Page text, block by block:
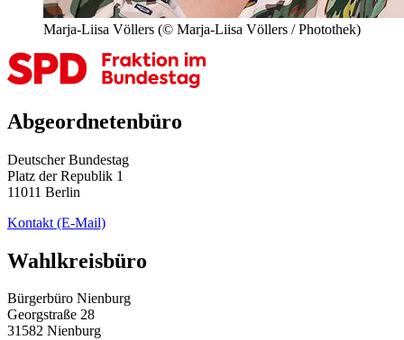
Marja-Liisa Völlers (© Marja-Liisa Völlers / Photothek)
Abgeordnetenbüro
Deutscher Bundestag
Platz der Republik 1
11011 Berlin
Kontakt (E-Mail)
Wahlkreisbüro
Bürgerbüro Nienburg
Georgstraße 28
31582 Nienburg